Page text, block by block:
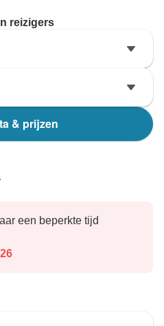
reizigers
& prijzen
een beperkte tijd